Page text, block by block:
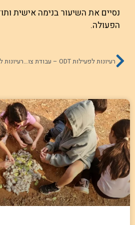
נסיים את השיעור בנימה אישית
הפעולה.
רעיונות לפעילות ODT – עבודת צוות, שיתוף פעולה, עזרה הדדית